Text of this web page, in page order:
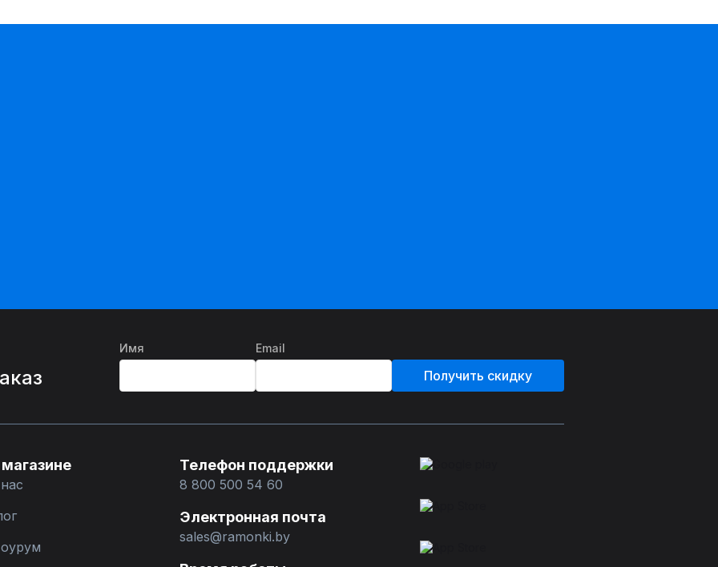
Имя Email
Получить скидку
Телефон поддержки
8 800 500 54 60
Электронная почта
sales@ramonki.by